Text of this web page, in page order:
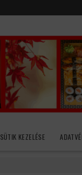
SÜTIK KEZELÉSE